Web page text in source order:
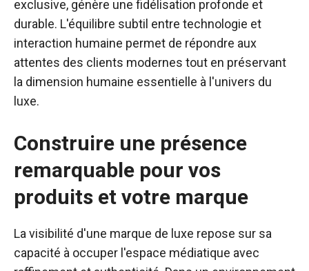
exclusive, génère une fidélisation profonde et
durable. L'équilibre subtil entre technologie et
interaction humaine permet de répondre aux
attentes des clients modernes tout en préservant
la dimension humaine essentielle à l'univers du
luxe.
Construire une présence
remarquable pour vos
produits et votre marque
La visibilité d'une marque de luxe repose sur sa
capacité à occuper l'espace médiatique avec